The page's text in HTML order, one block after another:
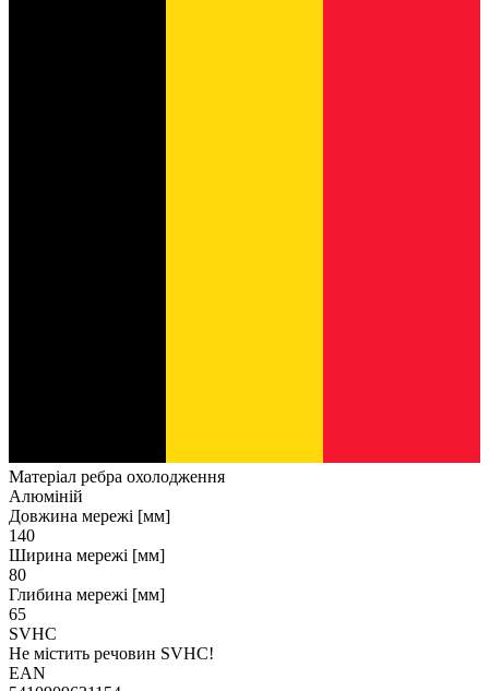
Матеріал ребра охолодження
Алюміній
Довжина мережі [мм]
140
Ширина мережі [мм]
80
Глибина мережі [мм]
65
SVHC
Не містить речовин SVHC!
EAN